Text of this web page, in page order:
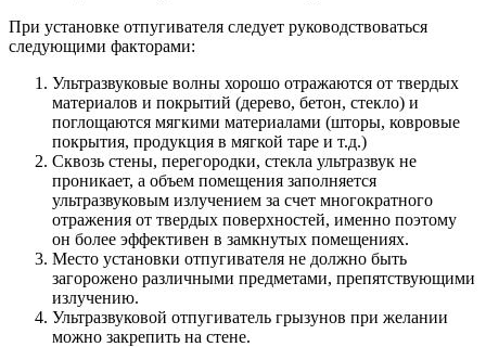
При установке отпугивателя следует руководствоваться
следующими факторами:
Ультразвуковые волны хорошо отражаются от твердых
материалов и покрытий (дерево, бетон, стекло) и
поглощаются мягкими материалами (шторы, ковровые
покрытия, продукция в мягкой таре и т.д.)
Сквозь стены, перегородки, стекла ультразвук не
проникает, а объем помещения заполняется
ультразвуковым излучением за счет многократного
отражения от твердых поверхностей, именно поэтому
он более эффективен в замкнутых помещениях.
Место установки отпугивателя не должно быть
загорожено различными предметами, препятствующими
излучению.
Ультразвуковой отпугиватель грызунов при желании
можно закрепить на стене.